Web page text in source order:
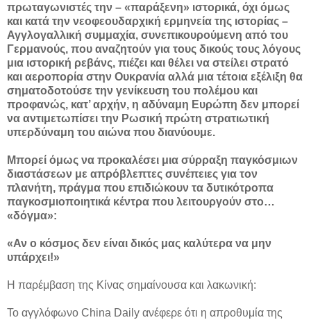
πρωταγωνιστές την – «παράξενη» ιστορικά, όχι όμως
και κατά την νεοφεουδαρχική ερμηνεία της ιστορίας –
Αγγλογαλλική συμμαχία, συνεπικουρούμενη από του
Γερμανούς, που αναζητούν για τους δικούς τους λόγους
μια ιστορική ρεβάνς, πιέζει και θέλει να στείλει στρατό
και αεροπορία στην Ουκρανία αλλά μια τέτοια εξέλιξη θα
σηματοδοτούσε την γενίκευση του πολέμου και
προφανώς, κατ’ αρχήν, η αδύναμη Ευρώπη δεν μπορεί
να αντιμετωπίσει την Ρωσική πρώτη στρατιωτική
υπερδύναμη του αιώνα που διανύουμε.
Μπορεί όμως να προκαλέσει μια σύρραξη παγκόσμιων
διαστάσεων με απρόβλεπτες συνέπειες για τον
πλανήτη, πράγμα που επιδιώκουν τα δυτικότροπα
παγκοσμιοποιητικά κέντρα που λειτουργούν στο…
«δόγμα»:
«Αν ο κόσμος δεν είναι δικός μας καλύτερα να μην
υπάρχει!»
Η παρέμβαση της Κίνας σημαίνουσα και λακωνική:
Το αγγλόφωνο China Daily ανέφερε ότι η απροθυμία της